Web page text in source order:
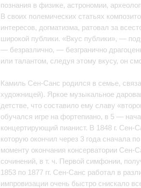
познания в физике, астрономии,
В своих полемических статьях
интересов, догматизма, ратовал за
широкой публики. «Вкус публики», —
— безразлично, — безгранично
или талантом, следуя этому вкусу, он
Камиль Сен-Санс родился в семье,
художницей). Яркое музыкальное
детстве, что составило ему славу
обучался игре на фортепиано, в 5 —
концертирующий пианист. В 1848 г. Сен-
которую окончил через 3 года сначала
моменту окончания консерватории
сочинений, в т. ч. Первой симфонии,
1853 по 1877 гг. Сен-Санс работал в
импровизации очень быстро снискало